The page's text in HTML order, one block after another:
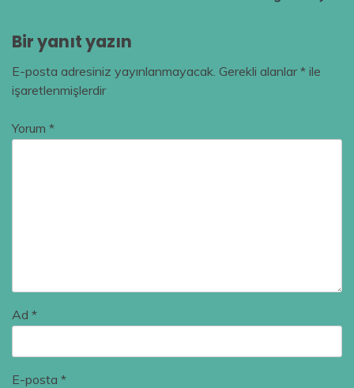
Bir yanıt yazın
E-posta adresiniz yayınlanmayacak. Gerekli alanlar* ile
işaretlenmişlerdir
Yorum *
Ad *
E-posta *